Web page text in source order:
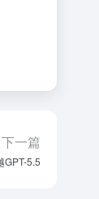
下一篇
GPT-5.5